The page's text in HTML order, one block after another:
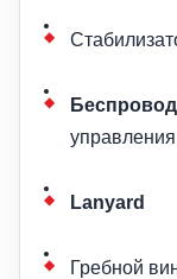
управления
Lanyard
Гребной